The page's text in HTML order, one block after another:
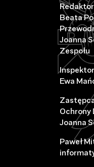
Beata
Joanna
Zespołu
Ewa
Ochrony
Joanna
Paweł